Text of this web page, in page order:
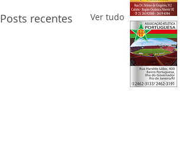
Posts recentes Ver tudo